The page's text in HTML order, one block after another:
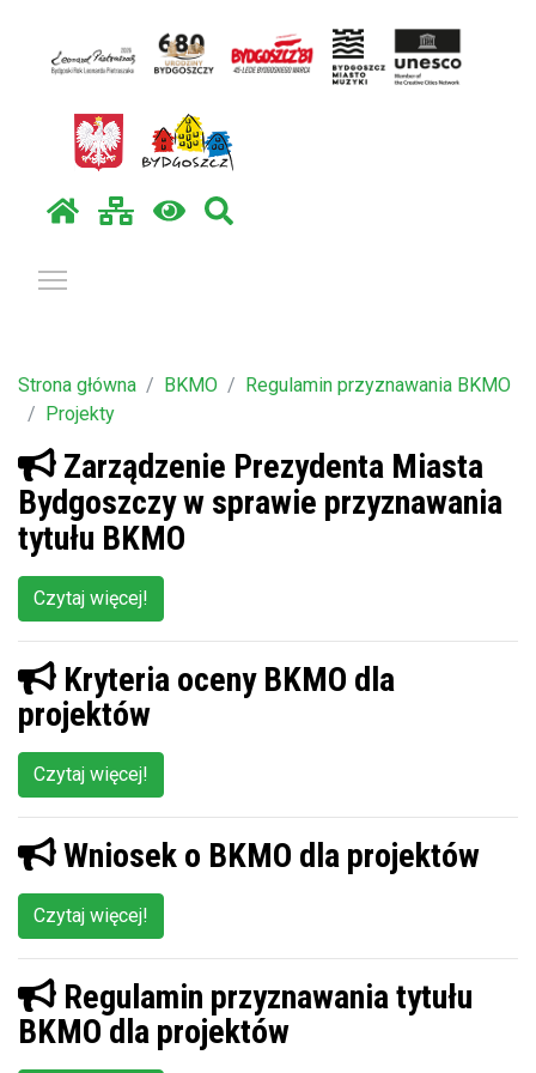
Strona główna BKMO
Regulamin przyznawania BKMO
Projekty
Zarządzenie Prezydenta Miasta
Bydgoszczy w sprawie przyznawania
tytułu BKMO
Czytaj więcej!
Kryteria oceny BKMO dla
projektów
Czytaj więcej!
Wniosek o BKMO dla projektów
Czytaj więcej!
Regulamin przyznawania tytułu
BKMO dla projektów